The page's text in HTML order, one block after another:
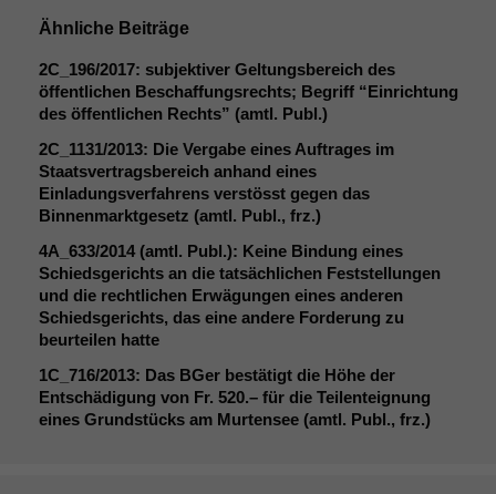
Ähnliche Beiträge
2C_196/2017: subjektiver Geltungsbereich des
öffentlichen Beschaffungsrechts; Begriff “Einrichtung
des öffentlichen Rechts” (amtl. Publ.)
2C_1131/2013: Die Vergabe eines Auftrages im
Staatsvertragsbereich anhand eines
Einladungsverfahrens verstösst gegen das
Binnenmarktgesetz (amtl. Publ., frz.)
4A_633/2014 (amtl. Publ.): Keine Bindung eines
Schiedsgerichts an die tatsächlichen Feststellungen
und die rechtlichen Erwägungen eines anderen
Schiedsgerichts, das eine andere Forderung zu
beurteilen hatte
1C_716/2013: Das BGer bestätigt die Höhe der
Entschädigung von Fr. 520.– für die Teilenteignung
eines Grundstücks am Murtensee (amtl. Publ., frz.)
Notwendige
Cookies
Diese
nicht
optional, es
braucht sie,
damit die